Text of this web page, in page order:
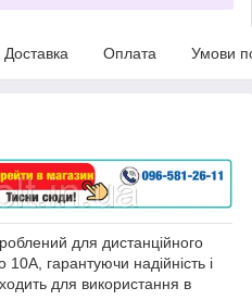
Доставка Оплата Умови
для дистанційного
гарантуючи надійність і
для використання в